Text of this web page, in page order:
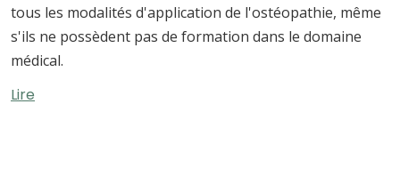
tous les modalités d'application de l'ostéopathie, même
s'ils ne possèdent pas de formation dans le domaine
médical.
Lire